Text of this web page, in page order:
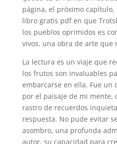
página, el próximo capítulo,
libro gratis pdf en que
los pueblos oprimidos es
vivos, una obra de arte que
La lectura es un viaje que
los frutos son invaluables
embarcarse en ella. Fue un
por el paisaje de mi mente,
rastro de recuerdos
respuesta. No pude evitar
asombro, una profunda
autor, su capacidad para